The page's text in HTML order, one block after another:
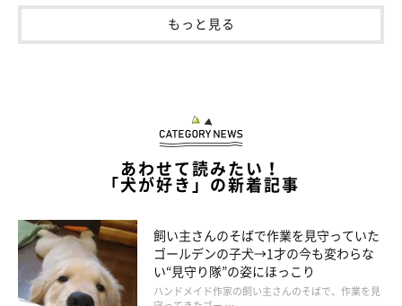
あの頃２
もっと見る
あわせて読みたい！
「犬が好き」の新着記事
飼い主さんのそばで作業を見守っていた
ゴールデンの子犬→1才の今も変わらな
い“見守り隊”の姿にほっこり
ハンドメイド作家の飼い主さんのそばで、作業を見